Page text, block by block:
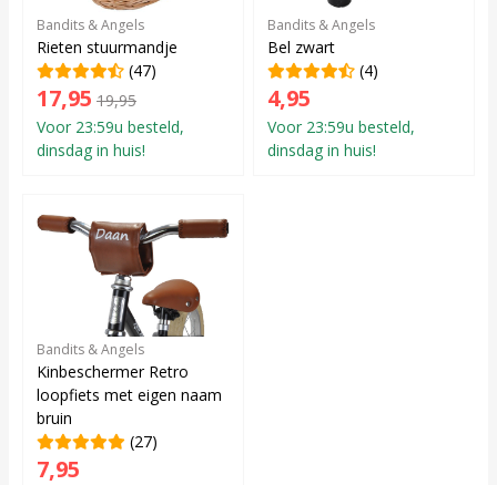
Bandits & Angels
Rieten stuurmandje
(47)
17,95 19,95
Voor 23:59u besteld,
dinsdag in huis!
Bandits & Angels
Bel zwart
(4)
4,95
Voor 23:59u besteld,
dinsdag in huis!
Bandits & Angels
Kinbeschermer Retro
loopfiets met eigen naam
bruin
(27)
7,95